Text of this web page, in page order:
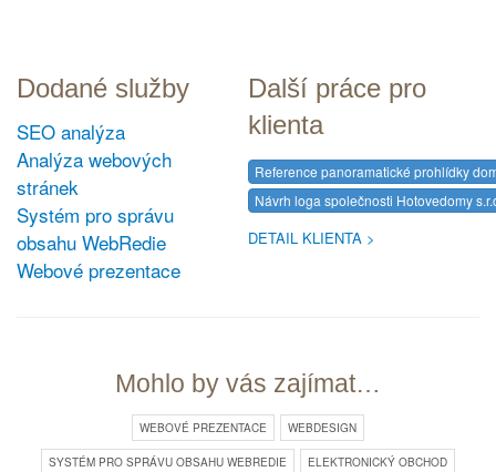
Dodané služby
SEO analýza
Analýza webových
stránek
Systém pro správu
obsahu WebRedie
Webové prezentace
Další práce pro
klienta
Reference panoramatické prohlídky
Návrh loga společnosti Hotovedomy
DETAIL KLIENTA
Mohlo by vás zajímat…
WEBOVÉ PREZENTACE WEBDESIGN
SYSTÉM PRO SPRÁVU OBSAHU WEBREDIE ELEKTRONICKÝ OBCHOD